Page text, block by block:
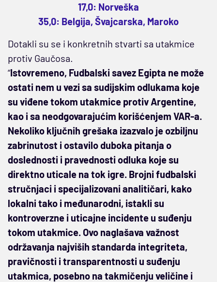
17,0: Norveška
35,0: Belgija, Švajcarska, Maroko
Dotakli su se i konkretnih stvarti sa utakmice
protiv Gaučosa.
“Istovremeno, Fudbalski savez Egipta ne može
ostati nem u vezi sa sudijskim odlukama koje
su viđene tokom utakmice protiv Argentine,
kao i sa neodgovarajućim korišćenjem VAR-a.
Nekoliko ključnih grešaka izazvalo je ozbiljnu
zabrinutost i ostavilo duboka pitanja o
doslednosti i pravednosti odluka koje su
direktno uticale na tok igre. Brojni fudbalski
stručnjaci i specijalizovani analitičari, kako
lokalni tako i međunarodni, istakli su
kontroverzne i uticajne incidente u suđenju
tokom utakmice. Ovo naglašava važnost
održavanja najviših standarda integriteta,
pravičnosti i transparentnosti u suđenju
utakmica, posebno na takmičenju veličine i